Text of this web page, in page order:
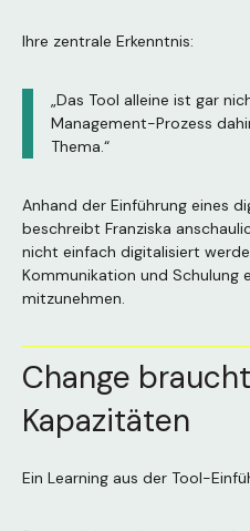
Ihre zentrale Erkenntnis:
„Das Tool alleine ist gar
Management-Prozess
Thema.“
Anhand der Einführung eines
beschreibt Franziska
nicht einfach digitalisiert
Kommunikation und Schulung
mitzunehmen.
Change
Kapazitäten
Ein Learning aus der Tool-